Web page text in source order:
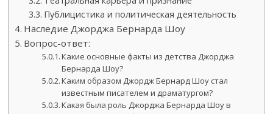
Публицистика и политическая деятельность
Наследие Джорджа Бернарда Шоу
Вопрос-ответ:
Какие основные факты из детства Джорджа
Бернарда Шоу?
Каким образом Джордж Бернард Шоу стал
известным писателем и драматургом?
Какая была роль Джорджа Бернарда Шоу в